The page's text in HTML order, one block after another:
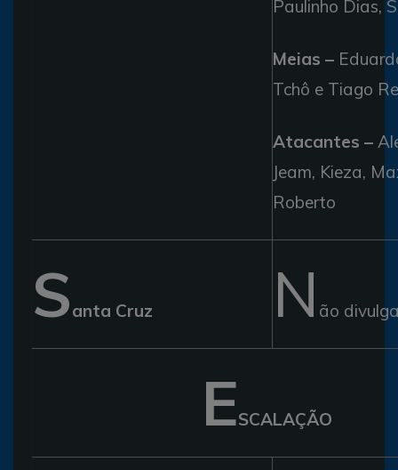
Paulinho Dias,
Meias –
Tchô e Tiago
Atacantes –
Jeam, Kieza,
Roberto
Santa Cruz N ão
ESCALAÇÃO